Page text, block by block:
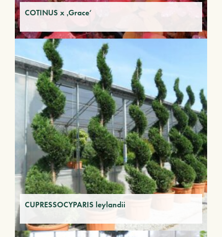
COTINUS x ‚Grace‘
CUPRESSOCYPARIS leylandii